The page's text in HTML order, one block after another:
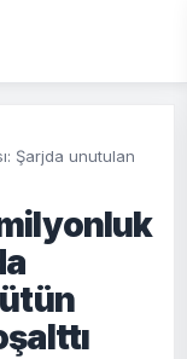
Şarjda unutulan